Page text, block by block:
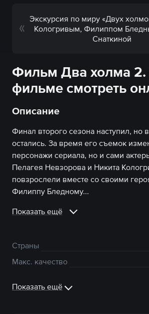
Экскурсия по миру «Двух
Кологривым, Филиппом
Снаткиной
Фильм Два холма
фильме смотреть
Описание
Финал второго сезона наступил, но
остались. За время его съемок
персонажи сериала, но и сами
Пелагея Невзорова и Никита
повзрослели вместе со своими
Филиппу Бледному...
Показать ещё
Страны
Макс. качество
Показать ещё